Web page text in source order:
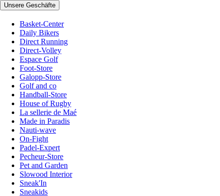
Unsere Geschäfte
Basket-Center
Daily Bikers
Direct Running
Direct-Volley
Espace Golf
Foot-Store
Galopp-Store
Golf and co
Handball-Store
House of Rugby
La sellerie de Maé
Made in Paradis
Nauti-wave
On-Fight
Padel-Expert
Pecheur-Store
Pet and Garden
Slowood Interior
Sneak'In
Sneakids